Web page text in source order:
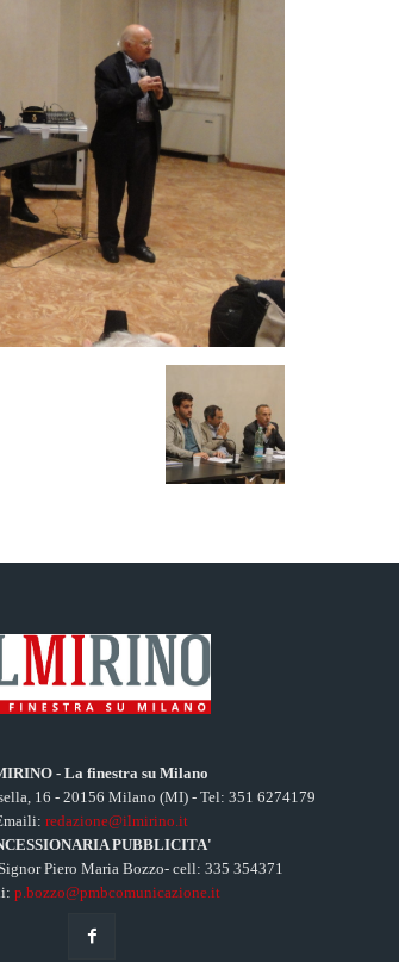
- La finestra su Milano
16 - 20156 Milano (MI) - Tel: 351 6274179
redazione@ilmirino.it
PUBBLICITA'
Piero Maria Bozzo- cell: 335 354371
p.bozzo@pmbcomunicazione.it